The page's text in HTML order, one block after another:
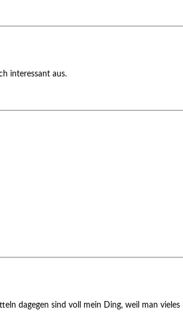
interessant aus.
dagegen sind voll mein Ding, weil man